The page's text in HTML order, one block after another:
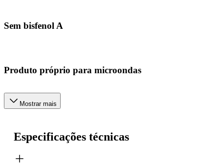
Sem bisfenol A
Produto próprio para microondas
Mostrar mais
Especificações técnicas